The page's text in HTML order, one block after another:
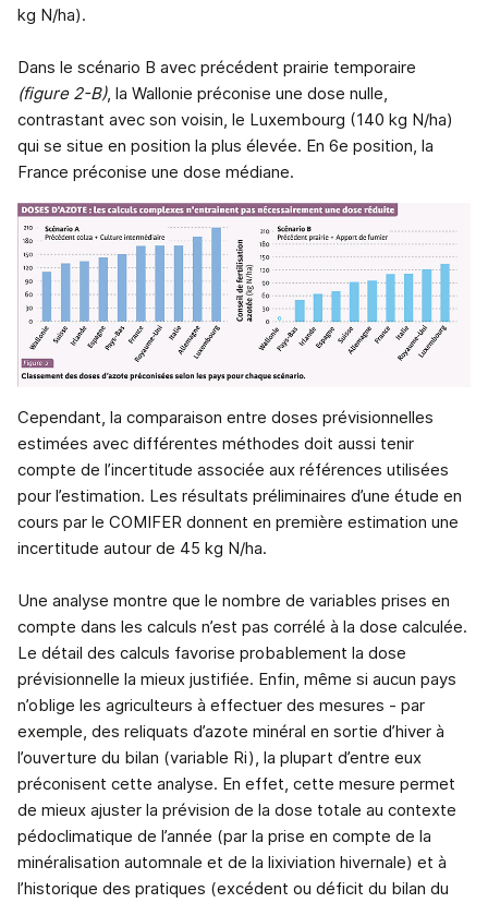
kg N/ha).
Dans le scénario B avec précédent prairie temporaire
(figure 2-B), la Wallonie préconise une dose nulle,
contrastant avec son voisin, le Luxembourg (140 kg N/ha)
qui se situe en position la plus élevée. En 6e position, la
France préconise une dose médiane.
Cependant, la comparaison entre doses prévisionnelles
estimées avec différentes méthodes doit aussi tenir
compte de l’incertitude associée aux références utilisées
pour l’estimation. Les résultats préliminaires d’une étude en
cours par le COMIFER donnent en première estimation une
incertitude autour de 45 kg N/ha.
Une analyse montre que le nombre de variables prises en
compte dans les calculs n’est pas corrélé à la dose calculée.
Le détail des calculs favorise probablement la dose
prévisionnelle la mieux justifiée. Enfin, même si aucun pays
n’oblige les agriculteurs à effectuer des mesures - par
exemple, des reliquats d’azote minéral en sortie d’hiver à
l’ouverture du bilan (variable Ri), la plupart d’entre eux
préconisent cette analyse. En effet, cette mesure permet
de mieux ajuster la prévision de la dose totale au contexte
pédoclimatique de l’année (par la prise en compte de la
minéralisation automnale et de la lixiviation hivernale) et à
l’historique des pratiques (excédent ou déficit du bilan du